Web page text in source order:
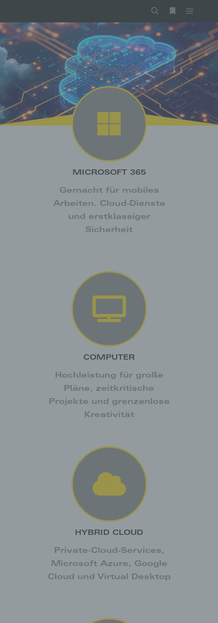
MICROSOFT 365
Gemacht für mobiles
Arbeiten. Cloud-Dienste
und erstklassiger
Sicherheit
COMPUTER
Hochleistung für große
Pläne, zeitkritische
Projekte und grenzenlose
Kreativität
HYBRID CLOUD
Private-Cloud-Services,
Microsoft Azure, Google
Cloud und Virtual Desktop